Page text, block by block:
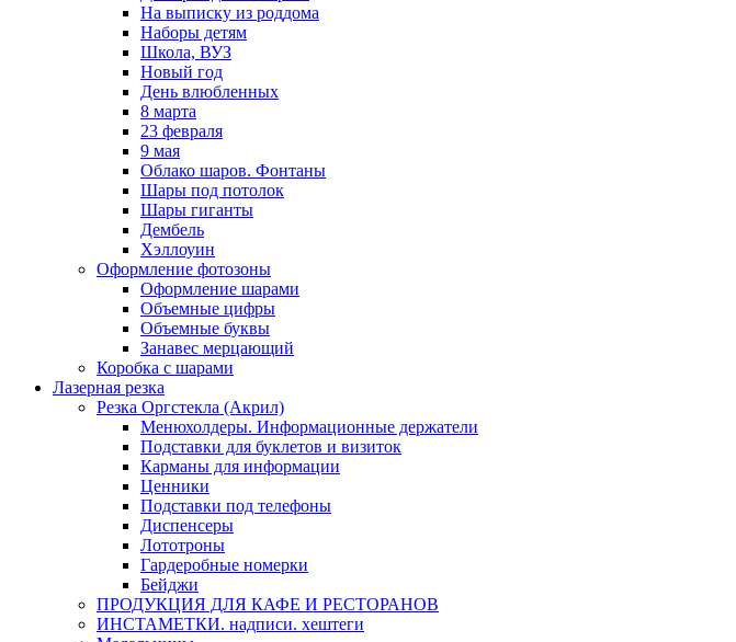
На выписку из роддома
Наборы детям
Школа, ВУЗ
Новый год
День влюбленных
8 марта
23 февраля
9 мая
Облако шаров. Фонтаны
Шары под потолок
Шары гиганты
Дембель
Хэллоуин
Оформление фотозоны
Оформление шарами
Объемные цифры
Объемные буквы
Занавес мерцающий
Коробка с шарами
Лазерная резка
Резка Оргстекла (Акрил)
Менюхолдеры. Информационные держатели
Подставки для буклетов и визиток
Карманы для информации
Ценники
Подставки под телефоны
Диспенсеры
Лототроны
Гардеробные номерки
Бейджи
ПРОДУКЦИЯ ДЛЯ КАФЕ И РЕСТОРАНОВ
ИНСТАМЕТКИ. надписи. хештеги